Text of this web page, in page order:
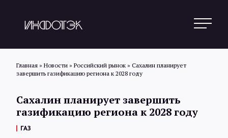
Главная » Новости » Российский рынок » Сахалин планирует
завершить газификацию региона к 2028 году
Сахалин планирует завершить
газификацию региона к 2028 году
ГАЗ